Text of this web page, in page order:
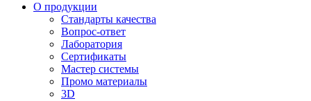
О продукции
Стандарты качества
Вопрос-ответ
Лаборатория
Сертификаты
Мастер системы
Промо материалы
3D